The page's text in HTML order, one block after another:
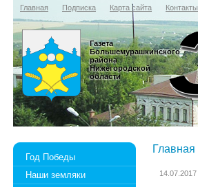
Главная Подписка Карта сайта Контакты
Газета
Большемурашкинского
района
Нижегородской
области
Год Победы
Наши земляки
Главная
14.07.2017